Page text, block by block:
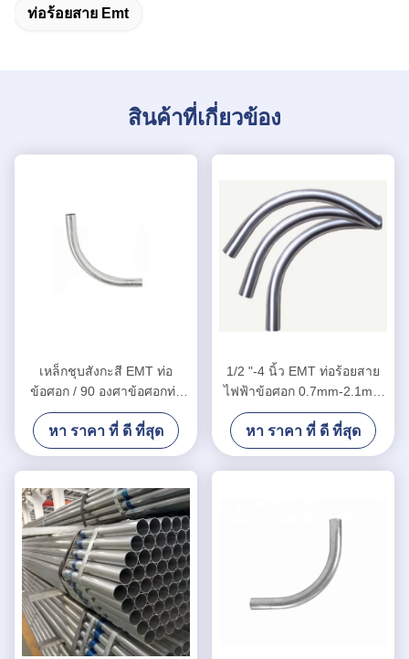
ท่อร้อยสาย Emt
สินค้าที่เกี่ยวข้อง
เหล็กชุบสังกะสี EMT ท่อ
ข้อศอก / 90 องศาข้อศอกท่อ
EMT ฟิตติ้งท่อ
หา ราคา ที่ ดี ที่สุด
1/2 "-4 นิ้ว EMT ท่อร้อยสาย
ไฟฟ้าข้อศอก 0.7mm-2.1mm
ความหนา Q195 Q235 วัสดุ
หา ราคา ที่ ดี ที่สุด